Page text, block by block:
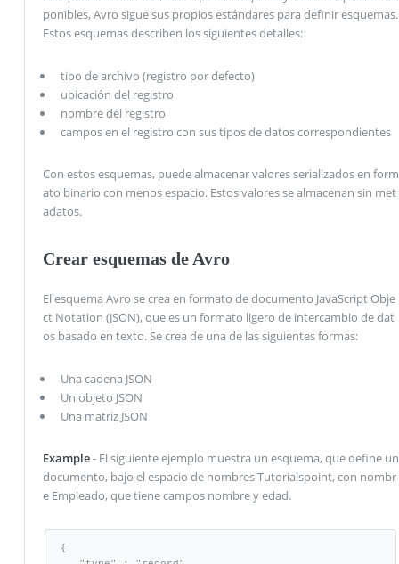
ponibles, Avro sigue sus propios estándares para definir esquemas.
Estos esquemas describen los siguientes detalles:
tipo de archivo (registro por defecto)
ubicación del registro
nombre del registro
campos en el registro con sus tipos de datos correspondientes
Con estos esquemas, puede almacenar valores serializados en form
ato binario con menos espacio. Estos valores se almacenan sin met
adatos.
Crear esquemas de Avro
El esquema Avro se crea en formato de documento JavaScript Obje
ct Notation (JSON), que es un formato ligero de intercambio de dat
os basado en texto. Se crea de una de las siguientes formas:
Una cadena JSON
Un objeto JSON
Una matriz JSON
Example- El siguiente ejemplo muestra un esquema, que define un
documento, bajo el espacio de nombres Tutorialspoint, con nombr
e Empleado, que tiene campos nombre y edad.
{